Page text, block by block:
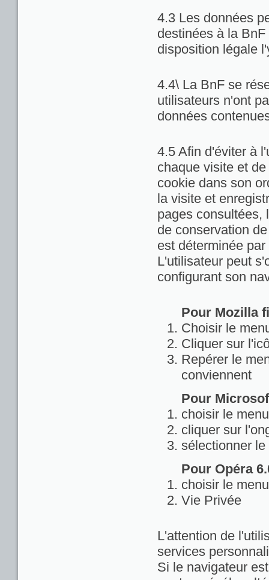
4.3 Les données
destinées à la
disposition légale
4.4\ La BnF se
utilisateurs n'ont
données
4.5 Afin d'éviter à
chaque visite et
cookie dans son
la visite et
pages consultées,
de conservation
est déterminée
L'utilisateur peut
configurant son
Pour Mozilla
Choisir le
Cliquer sur
Repérer le
conviennent
Pour
choisir le
cliquer sur
sélectionner
Pour Opéra
choisir le
Vie Privée
L'attention de
services
Si le navigateur